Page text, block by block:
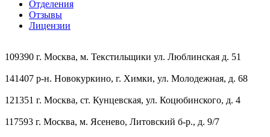
Отделения
Отзывы
Лицензии
109390 г. Москва, м. Текстильщики ул. Люблинская д. 51
141407 р-н. Новокуркино, г. Химки, ул. Молодежная, д. 68
121351 г. Москва, ст. Кунцевская, ул. Коцюбинского, д. 4
117593 г. Москва, м. Ясенево, Литовский б-р., д. 9/7